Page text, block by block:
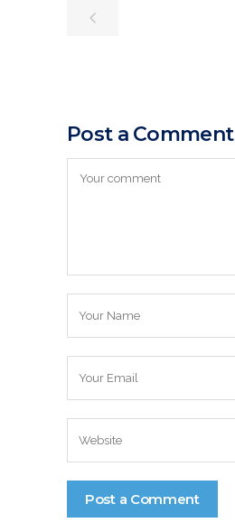
Post a Comment